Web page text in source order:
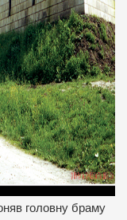
головну браму